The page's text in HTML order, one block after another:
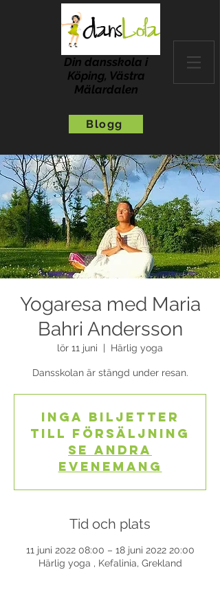
Din dansskola i
Köping, Västra
Mälardalen
Blogg
Yogaresa med Maria
Bahri Andersson
lör 11 juni Härlig yoga
Dansskolan är stängd under resan.
Inga biljetter
till försäljning
Se andra
evenemang
Tid och plats
11 juni 2022 08:00 – 18 juni 2022 20:00
Härlig yoga , Kefalinia, Grekland